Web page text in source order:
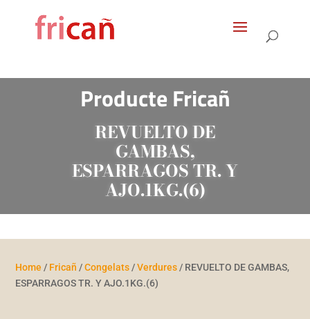
Producte Fricañ
REVUELTO DE
GAMBAS,
ESPARRAGOS TR. Y
AJO.1KG.(6)
Home / Fricañ /Congelats/Verdures/ REVUELTO DE GAMBAS,
ESPARRAGOS TR. Y AJO.1KG.(6)